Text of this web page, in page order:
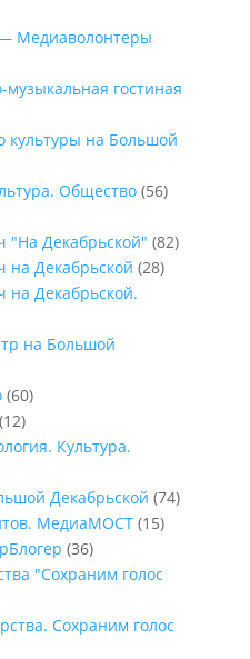
Медиаволонтеры
гостиная
культуры на Большой
Общество(56)
"На Декабрьской" (82)
на Декабрьской (28)
на Декабрьской.
на Большой
(60)
(12)
Культура.
Декабрьской (74)
МедиаМОСТ(15)
(36)
"Сохраним голос
Сохраним голос